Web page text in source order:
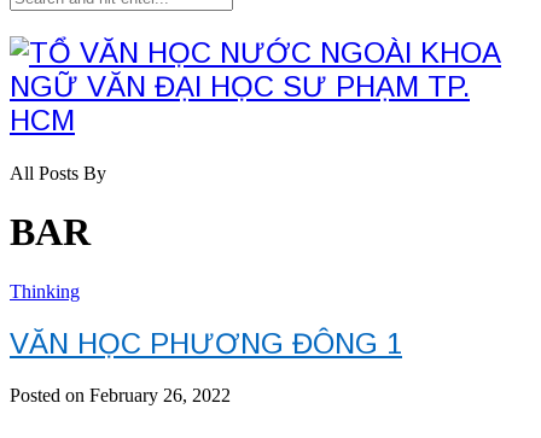
All Posts By
BAR
Thinking
VĂN HỌC PHƯƠNG ĐÔNG 1
Posted on February 26, 2022